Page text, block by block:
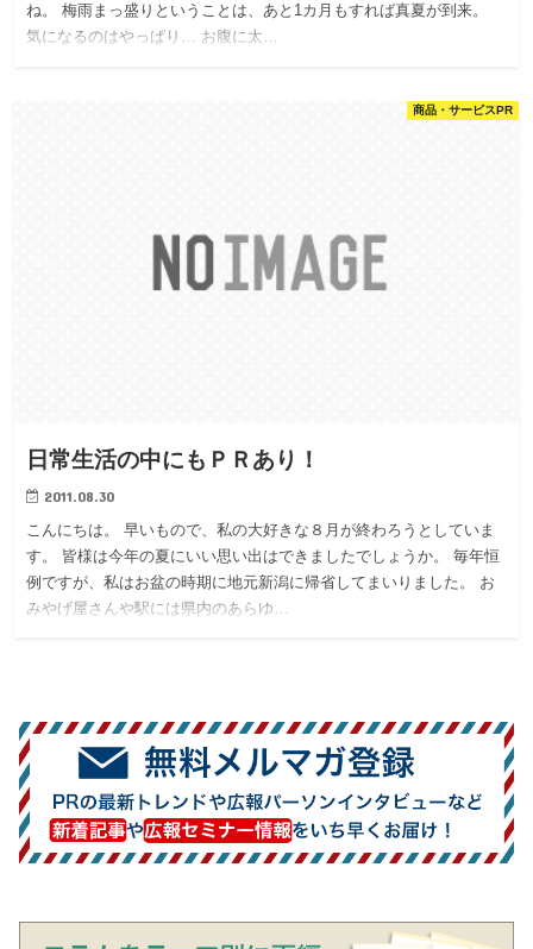
ね。 梅雨まっ盛りということは、あと1カ月もすれば真夏が到来。
気になるのはやっぱり… お腹に太…
商品・サービスPR
日常生活の中にもＰＲあり！
2011.08.30
こんにちは。 早いもので、私の大好きな８月が終わろうとしていま
す。 皆様は今年の夏にいい思い出はできましたでしょうか。 毎年恒
例ですが、私はお盆の時期に地元新潟に帰省してまいりました。 お
みやげ屋さんや駅には県内のあらゆ…